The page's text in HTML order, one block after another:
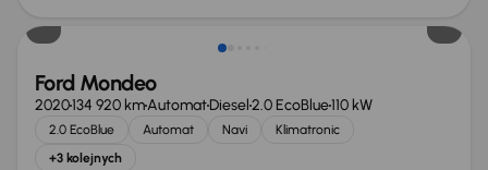
Ford Mondeo
2020134 920 kmAutomatDiesel2.0 EcoBlue110 kW
2.0 EcoBlue Automat Navi
Klimatronic
+3 kolejnych